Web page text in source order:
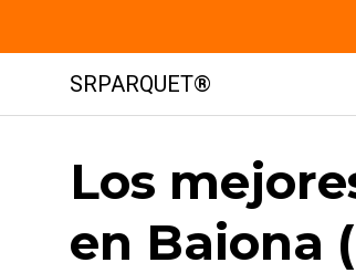
SRPARQUET®
Los
en Baiona